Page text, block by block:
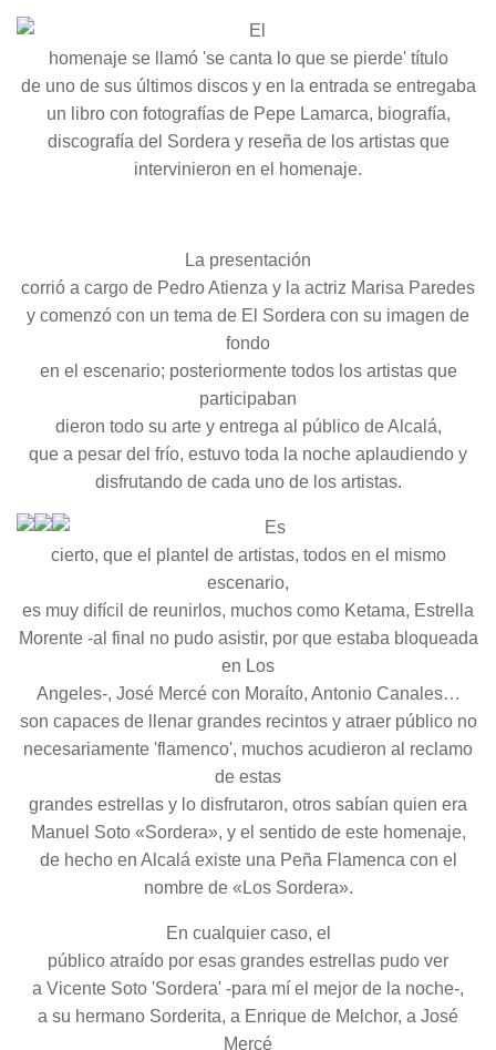
El
homenaje se llamó 'se canta lo que se pierde' título
de uno de sus últimos discos y en la entrada se entregaba
un libro con fotografías de Pepe Lamarca, biografía,
discografía del Sordera y reseña de los artistas que
intervinieron en el homenaje.
La presentación
corrió a cargo de Pedro Atienza y la actriz Marisa Paredes
y comenzó con un tema de El Sordera con su imagen de
fondo
en el escenario; posteriormente todos los artistas que
participaban
dieron todo su arte y entrega al público de Alcalá,
que a pesar del frío, estuvo toda la noche aplaudiendo y
disfrutando de cada uno de los artistas.
Es
cierto, que el plantel de artistas, todos en el mismo
escenario,
es muy difícil de reunirlos, muchos como Ketama, Estrella
Morente -al final no pudo asistir, por que estaba bloqueada
en Los
Angeles-, José Mercé con Moraíto, Antonio Canales…
son capaces de llenar grandes recintos y atraer público no
necesariamente 'flamenco', muchos acudieron al reclamo
de estas
grandes estrellas y lo disfrutaron, otros sabían quien era
Manuel Soto «Sordera», y el sentido de este homenaje,
de hecho en Alcalá existe una Peña Flamenca con el
nombre de «Los Sordera».
En cualquier caso, el
público atraído por esas grandes estrellas pudo ver
a Vicente Soto 'Sordera' -para mí el mejor de la noche-,
a su hermano Sorderita, a Enrique de Melchor, a José
Mercé